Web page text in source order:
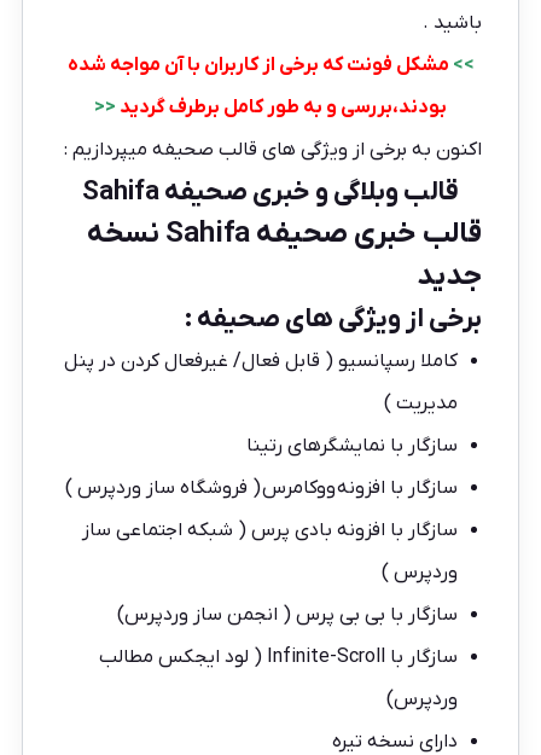
باشید .
>> مشکل فونت که برخی از کاربران با آن مواجه شده
بودند،‌بررسی و به طور کامل برطرف گردید <<
اکنون به برخی از ویژگی های قالب صحیفه میپردازیم :
قالب وبلاگی و خبری صحیفه Sahifa
قالب خبری صحیفه Sahifa نسخه
جدید
برخی از ویژگی های صحیفه :
کاملا رسپانسیو ( قابل فعال/ غیرفعال کردن در پنل
مدیریت )
سازگار با نمایشگرهای رتینا
سازگار با افزونه ووکامرس ( فروشگاه ساز وردپرس )
سازگار با افزونه بادی پرس ( شبکه اجتماعی ساز
وردپرس )
سازگار با بی بی پرس ( انجمن ساز وردپرس)
سازگار با Infinite-Scroll ( لود ایجکس مطالب
وردپرس)
دارای نسخه تیره